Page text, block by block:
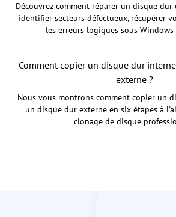
Découvrez comment réparer un disque dur
identifier secteurs défectueux, récupérer
les erreurs logiques sous Windows
Comment copier un disque dur
externe ?
Nous vous montrons comment copier un
un disque dur externe en six étapes à
clonage de disque